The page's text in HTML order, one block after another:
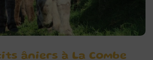
âniers à La Combe